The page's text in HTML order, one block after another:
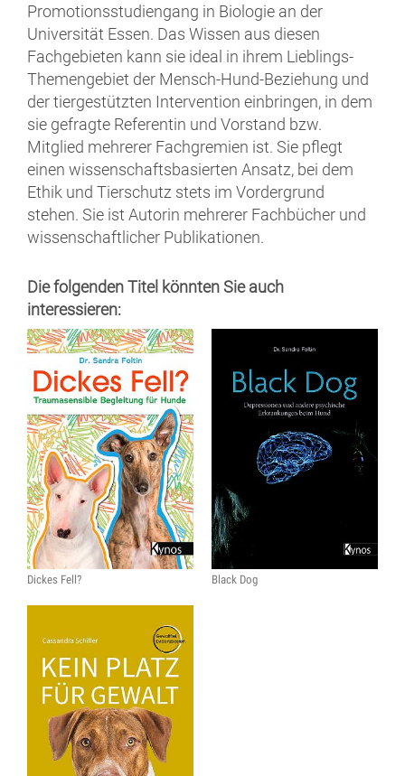
Promotionsstudiengang in Biologie an der
Universität Essen. Das Wissen aus diesen
Fachgebieten kann sie ideal in ihrem Lieblings-
Themengebiet der Mensch-Hund-Beziehung und
der tiergestützten Intervention einbringen, in dem
sie gefragte Referentin und Vorstand bzw.
Mitglied mehrerer Fachgremien ist. Sie pflegt
einen wissenschaftsbasierten Ansatz, bei dem
Ethik und Tierschutz stets im Vordergrund
stehen. Sie ist Autorin mehrerer Fachbücher und
wissenschaftlicher Publikationen.
Die folgenden Titel könnten Sie auch
interessieren:
Dickes Fell? Black Dog